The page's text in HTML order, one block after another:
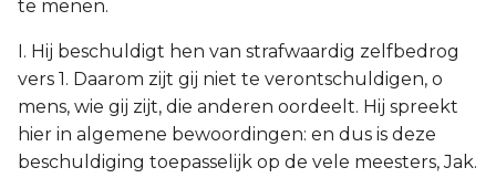
te menen.
I. Hij beschuldigt hen van strafwaardig zelfbedrog
vers 1. Daarom zijt gij niet te verontschuldigen, o
mens, wie gij zijt, die anderen oordeelt. Hij spreekt
hier in algemene bewoordingen: en dus is deze
beschuldiging toepasselijk op de vele meesters, Jak.